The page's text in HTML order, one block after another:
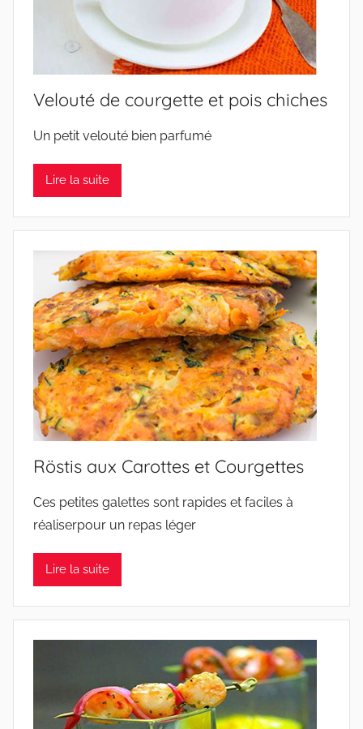
Velouté de courgette et pois chiches
Un petit velouté bien parfumé
Lire la suite
Röstis aux Carottes et Courgettes
Ces petites galettes sont rapides et faciles à
réaliserpour un repas léger
Lire la suite